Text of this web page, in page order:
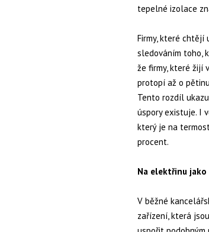
tepelné izolace
Firmy, které
sledováním toho,
že firmy, které žijí
protopí až o
Tento rozdíl
úspory existuje. I
který je na
procent.
Na elektřinu jako
V běžné
zařízení, která